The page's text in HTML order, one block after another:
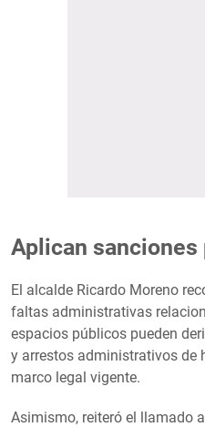
Aplican sanciones
El alcalde Ricardo Moreno
faltas administrativas
espacios públicos pueden
y arrestos administrativos de
marco legal vigente.
Asimismo, reiteró el llamado